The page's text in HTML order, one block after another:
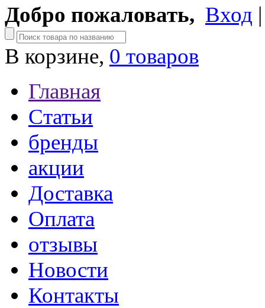
Добро пожаловать, Вход
В корзине, 0 товаров
Главная
Статьи
бренды
акции
Доставка
Оплата
отзывы
Новости
Контакты